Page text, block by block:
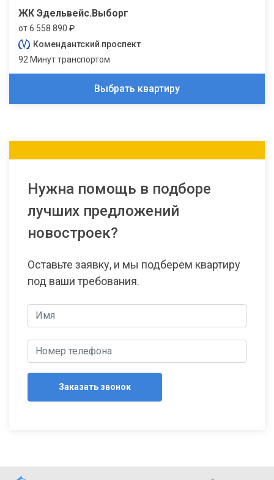
ЖК Эдельвейс.Выборг
от 6 558 890 ₽
Комендантский проспект
92 Минут транспортом
Выбрать квартиру
Нужна помощь в подборе
лучших предложений
новостроек?
Оставьте заявку, и мы подберем квартиру
под ваши требования.
Заказать звонок